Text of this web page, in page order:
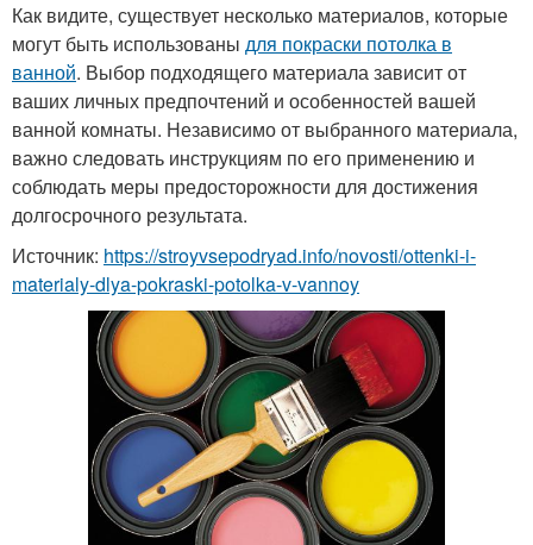
Как видите, существует несколько материалов, которые
могут быть использованы для покраски потолка в
ванной. Выбор подходящего материала зависит от
ваших личных предпочтений и особенностей вашей
ванной комнаты. Независимо от выбранного материала,
важно следовать инструкциям по его применению и
соблюдать меры предосторожности для достижения
долгосрочного результата.
Источник: https://stroyvsepodryad.info/novosti/ottenki-i-
materialy-dlya-pokraski-potolka-v-vannoy